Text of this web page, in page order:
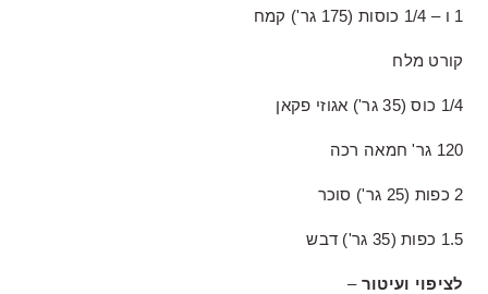
1 ו – 1/4 כוסות (175 גר') קמח
קורט מלח
1/4 כוס (35 גר') אגוזי פקאן
120 גר' חמאה רכה
2 כפות (25 גר') סוכר
1.5 כפות (35 גר') דבש
לציפוי ועיטור –